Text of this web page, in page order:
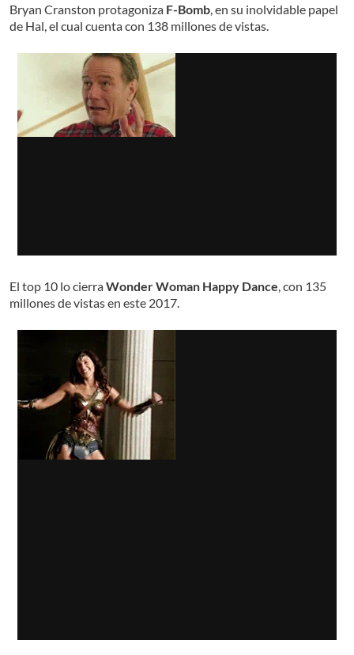
Bryan Cranston protagoniza F-Bomb , en su inolvidable papel
de Hal, el cual cuenta con 138 millones de vistas.
El top 10 lo cierraWonder Woman Happy Dance , con 135
millones de vistas en este 2017.